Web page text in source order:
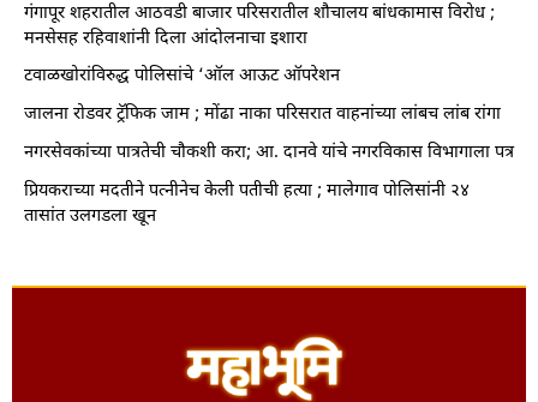
गंगापूर शहरातील आठवडी बाजार परिसरातील शौचालय बांधकामास विरोध ;
मनसेसह रहिवाशांनी दिला आंदोलनाचा इशारा
टवाळखोरांविरुद्ध पोलिसांचे ‘ऑल आऊट ऑपरेशन
जालना रोडवर ट्रॅफिक जाम ; मोंढा नाका परिसरात वाहनांच्या लांबच लांब रांगा
नगरसेवकांच्या पात्रतेची चौकशी करा; आ. दानवे यांचे नगरविकास विभागाला पत्र
प्रियकराच्या मदतीने पत्नीनेच केली पतीची हत्या ; मालेगाव पोलिसांनी २४
तासांत उलगडला खून